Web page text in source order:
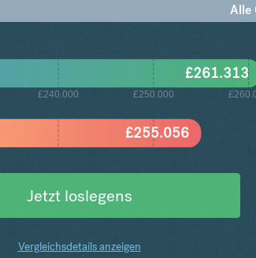
Alle
£240.000 £250.000
£255.056
£261.313
Jetzt loslegens
Vergleichsdetails anzeigen